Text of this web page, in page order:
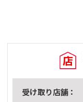
受け取り店舗：